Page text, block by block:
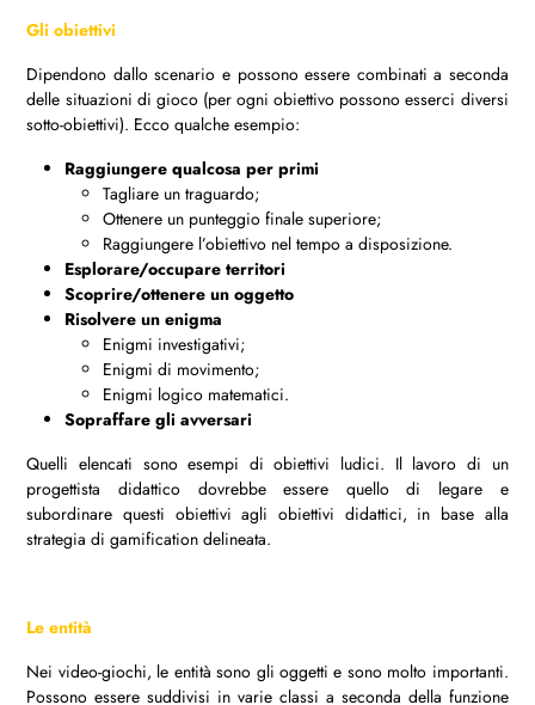
Gli obiettivi
Dipendono dallo scenario e possono essere combinati a seconda
delle situazioni di gioco (per ogni obiettivo possono esserci diversi
sotto-obiettivi). Ecco qualche esempio:
Raggiungere qualcosa per primi
Tagliare un traguardo;
Ottenere un punteggio finale superiore;
Raggiungere l’obiettivo nel tempo a disposizione.
Esplorare/occupare territori
Scoprire/ottenere un oggetto
Risolvere un enigma
Enigmi investigativi;
Enigmi di movimento;
Enigmi logico matematici.
Sopraffare gli avversari
Quelli elencati sono esempi di obiettivi ludici. Il lavoro di un
progettista didattico dovrebbe essere quello di legare e
subordinare questi obiettivi agli obiettivi didattici, in base alla
strategia di gamification delineata.
Le entità
Nei video-giochi, le entità sono gli oggetti e sono molto importanti.
Possono essere suddivisi in varie classi a seconda della funzione